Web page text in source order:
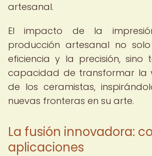
artesanal.
El impacto de la
producción artesanal no
eficiencia y la precisión, sino
capacidad de transformar la
de los ceramistas,
nuevas fronteras en su arte.
La fusión innovadora:
aplicaciones